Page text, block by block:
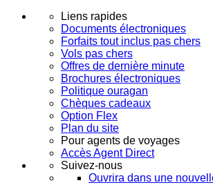
Liens rapides
Documents électroniques
Forfaits tout inclus pas chers
Vols pas chers
Offres de dernière minute
Brochures électroniques
Politique ouragan
Chèques cadeaux
Option Flex
Plan du site
Pour agents de voyages
Accès Agent Direct
Suivez-nous
Ouvrira dans une